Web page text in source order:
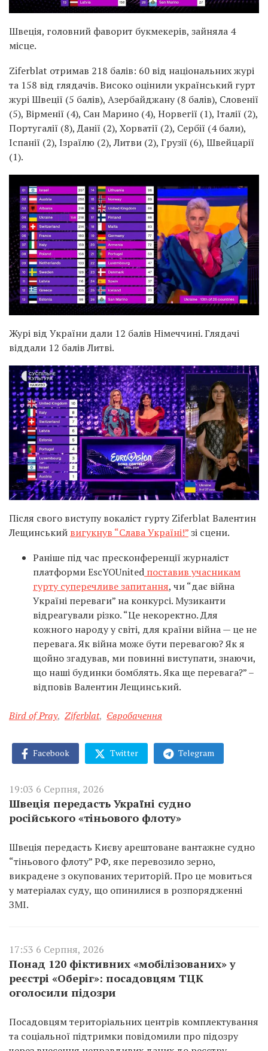
Швеція, головний фаворит букмекерів, зайняла 4
місце.
Ziferblat отримав 218 балів: 60 від національних журі
та 158 від глядачів. Високо оцінили український гурт
журі Швеції (5 балів), Азербайджану (8 балів), Словенії
(5), Вірменії (4), Сан Марино (4), Норвегії (1), Італії (2),
Португалії (8), Данії (2), Хорватії (2), Сербії (4 бали),
Іспанії (2), Ізраїлю (2), Литви (2), Грузії (6), Швейцарії
(1).
Журі від України дали 12 балів Німеччині. Глядачі
віддали 12 балів Литві.
Після свого виступу вокаліст гурту Ziferblat Валентин
Лещинський вигукнув “Слава Україні!”зі сцени.
Раніше під час пресконференції журналіст
платформи EscYOUnited поставив учасникам
гурту суперечливе запитання, чи “дає війна
Україні переваги” на конкурсі. Музиканти
відреагували різко. “Це некоректно. Для
кожного народу у світі, для країни війна — це не
перевага. Як війна може бути перевагою? Як я
щойно згадував, ми повинні виступати, знаючи,
що наші будинки бомблять. Яка ще перевага?” –
відповів Валентин Лещинський.
Bird of Pray, Ziferblat, Євробачення
Facebook Twitter Telegram
19:03 6 Серпня, 2026
Швеція передасть Україні судно
російського «тіньового флоту»
Швеція передасть Києву арештоване вантажне судно
“тіньового флоту” РФ, яке перевозило зерно,
викрадене з окупованих територій. Про це мовиться
у матеріалах суду, що опинилися в розпорядженні
ЗМІ.
17:53 6 Серпня, 2026
Понад 120 фіктивних «мобілізованих» у
реєстрі «Оберіг»: посадовцям ТЦК
оголосили підозри
Посадовцям територіальних центрів комплектування
та соціальної підтримки повідомили про підозру